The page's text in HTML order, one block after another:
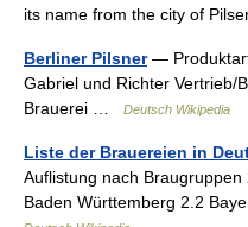
its name from the city of
Berliner Pilsner—
Gabriel und Richter Vertrieb/
Brauerei …
Deutsch Wikipedia
Liste der Brauereien in
Auflistung nach Braugruppen
Baden Württemberg 2.2